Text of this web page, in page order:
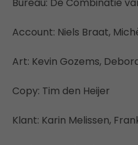
Account: Niels Braat,
Art: Kevin Gozems,
Copy: Tim den Heijer
Klant: Karin Melissen,